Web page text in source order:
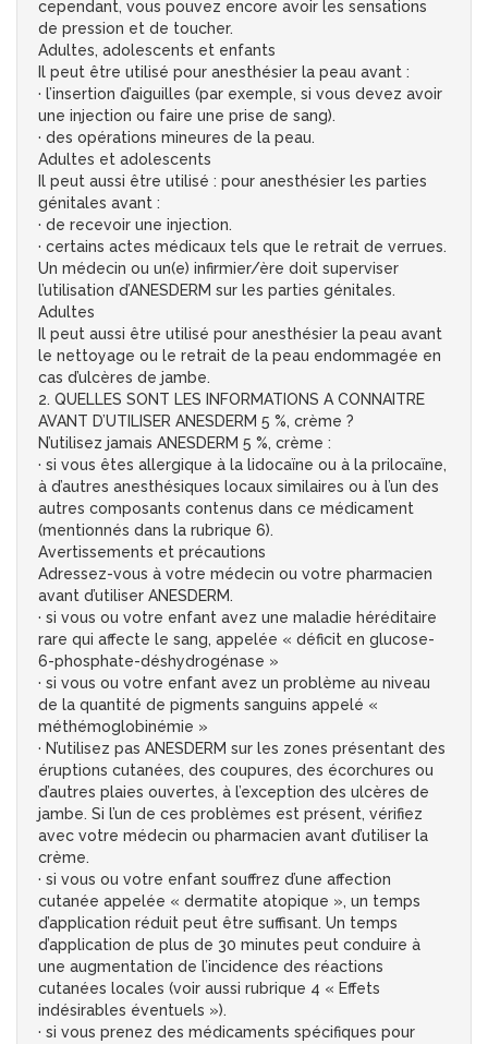
cependant, vous pouvez encore avoir les sensations
de pression et de toucher.
Adultes, adolescents et enfants
Il peut être utilisé pour anesthésier la peau avant :
· l’insertion d’aiguilles (par exemple, si vous devez avoir
une injection ou faire une prise de sang).
· des opérations mineures de la peau.
Adultes et adolescents
Il peut aussi être utilisé : pour anesthésier les parties
génitales avant :
· de recevoir une injection.
· certains actes médicaux tels que le retrait de verrues.
Un médecin ou un(e) infirmier/ère doit superviser
l’utilisation d’ANESDERM sur les parties génitales.
Adultes
Il peut aussi être utilisé pour anesthésier la peau avant
le nettoyage ou le retrait de la peau endommagée en
cas d’ulcères de jambe.
2. QUELLES SONT LES INFORMATIONS A CONNAITRE
AVANT D’UTILISER ANESDERM 5 %, crème ?
N’utilisez jamais ANESDERM 5 %, crème :
· si vous êtes allergique à la lidocaïne ou à la prilocaïne,
à d’autres anesthésiques locaux similaires ou à l’un des
autres composants contenus dans ce médicament
(mentionnés dans la rubrique 6).
Avertissements et précautions
Adressez-vous à votre médecin ou votre pharmacien
avant d’utiliser ANESDERM.
· si vous ou votre enfant avez une maladie héréditaire
rare qui affecte le sang, appelée « déficit en glucose-
6-phosphate-déshydrogénase »
· si vous ou votre enfant avez un problème au niveau
de la quantité de pigments sanguins appelé «
méthémoglobinémie »
· N’utilisez pas ANESDERM sur les zones présentant des
éruptions cutanées, des coupures, des écorchures ou
d’autres plaies ouvertes, à l’exception des ulcères de
jambe. Si l’un de ces problèmes est présent, vérifiez
avec votre médecin ou pharmacien avant d’utiliser la
crème.
· si vous ou votre enfant souffrez d’une affection
cutanée appelée « dermatite atopique », un temps
d’application réduit peut être suffisant. Un temps
d’application de plus de 30 minutes peut conduire à
une augmentation de l’incidence des réactions
cutanées locales (voir aussi rubrique 4 « Effets
indésirables éventuels »).
· si vous prenez des médicaments spécifiques pour